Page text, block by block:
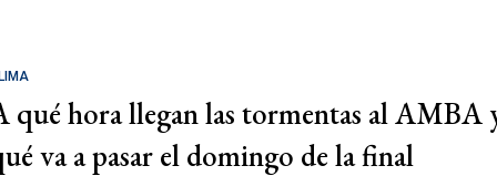
qué hora llegan las tormentas al AMBA
va a pasar el domingo de la final